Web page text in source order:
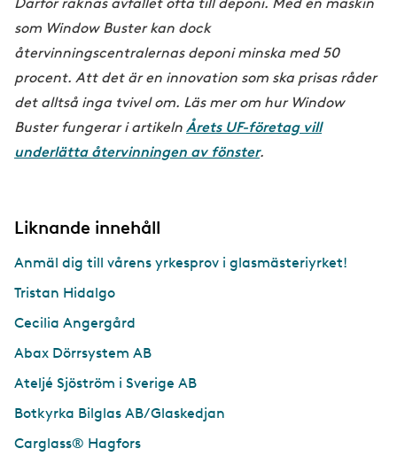
som Window Buster kan dock
återvinningscentralernas deponi minska med 50
procent. Att det är en innovation som ska prisas råder
det alltså inga tvivel om. Läs mer om hur Window
Buster fungerar i artikeln Årets UF-företag vill
underlätta återvinningen av fönster.
Liknande innehåll
Anmäl dig till vårens yrkesprov i glasmästeriyrket!
Tristan Hidalgo
Cecilia Angergård
Abax Dörrsystem AB
Ateljé Sjöström i Sverige AB
Botkyrka Bilglas AB/Glaskedjan
Carglass® Hagfors